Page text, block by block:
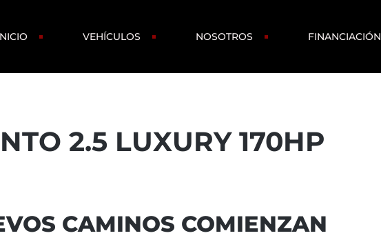
VEHÍCULOS NOSOTROS FINANCIACIÓN
2.5 LUXURY 170HP
CAMINOS COMIENZAN